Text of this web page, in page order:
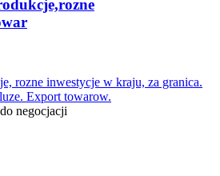
rozne inwestycje w kraju, za granica.
Export towarow.
negocjacji